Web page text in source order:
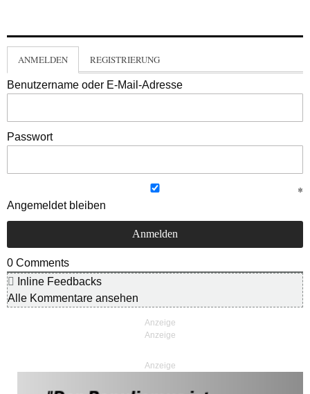
ANMELDEN REGISTRIERUNG
Benutzername oder E-Mail-Adresse
Passwort
Angemeldet bleiben
0 Comments
Inline Feedbacks
Alle Kommentare ansehen
Anzeige